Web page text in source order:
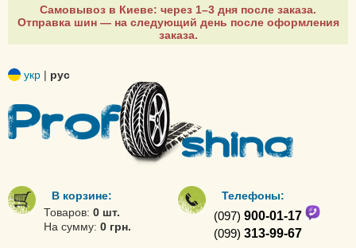
Самовывоз в Киеве: через 1–3 дня после заказа.
Отправка шин — на следующий день после оформления
заказа.
укр | рус
В корзине:
Товаров: 0 шт.
На сумму: 0 грн.
Телефоны:
(097) 900-01-17
(099) 313-99-67